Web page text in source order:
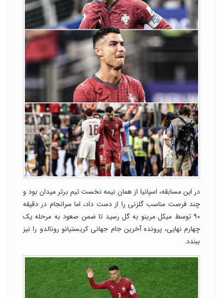
در این مسابقه، اسپانیا از همان نیمه نخست تیم برتر میدان بود و
چند فرصت مناسب گلزنی را از دست داد، اما سرانجام در دقیقه
۹۰ توسط میکل مرینو به گل رسید تا ضمن صعود به مرحله یک
چهارم نهایی، پرونده آخرین جام جهانی کریستیانو رونالدو را نیز
ببندد.